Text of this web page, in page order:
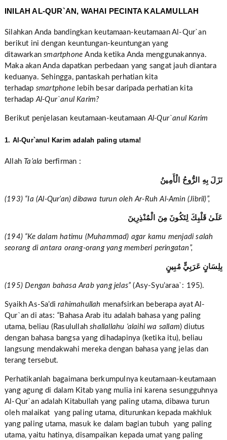
INILAH AL-QUR`AN, WAHAI PECINTA KALAMULLAH
Silahkan Anda bandingkan keutamaan-keutamaan Al-Qur`an
berikut ini dengan keuntungan-keuntungan yang
ditawarkansmartphoneAnda ketika Anda menggunakannya.
Maka akan Anda dapatkan perbedaan yang sangat jauh diantara
keduanya. Sehingga, pantaskah perhatian kita
terhadap smartphonelebih besar daripada perhatian kita
terhadap Al-Qur`anul Karim?
Berikut penjelasan keutamaan-keutamaan Al-Qur`anul Karim
1. Al-Qur`anul Karim adalah paling utama!
Allah Ta’ala berfirman :
نَزَلَ بِهِ الرُّوحُ الْأَمِينُ
(193) “Ia (Al-Qur’an) dibawa turun oleh Ar-Ruh Al-Amin (Jibril)”,
عَلَىٰ قَلْبِكَ لِتَكُونَ مِنَ الْمُنْذِرِينَ
(194) “Ke dalam hatimu (Muhammad) agar kamu menjadi salah
seorang di antara orang-orang yang memberi peringatan”,
بِلِسَانٍ عَرَبِيٍّ مُبِينٍ
(195) Dengan bahasa Arab yang jelas”(Asy-Syu’araa`: 195).
Syaikh As-Sa’dirahimahullah menafsirkan beberapa ayat Al-
Qur`an di atas: “Bahasa Arab itu adalah bahasa yang paling
utama, beliau (Rasulullahshallallahu ‘alaihi wa sallam) diutus
dengan bahasa bangsa yang dihadapinya (ketika itu), beliau
langsung mendakwahi mereka dengan bahasa yang jelas dan
terang tersebut.
Perhatikanlah bagaimana berkumpulnya keutamaan-keutamaan
yang agung di dalam Kitab yang mulia ini karena sesungguhnya
Al-Qur`an adalah Kitabullah yang paling utama, dibawa turun
oleh malaikat yang paling utama, diturunkan kepada makhluk
yang paling utama, masuk ke dalam bagian tubuh yang paling
utama, yaitu hatinya, disampaikan kepada umat yang paling